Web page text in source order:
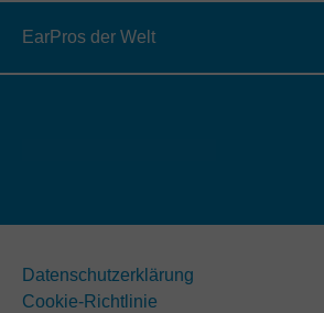
EarPros der Welt
Datenschutzerklärung
Cookie-Richtlinie